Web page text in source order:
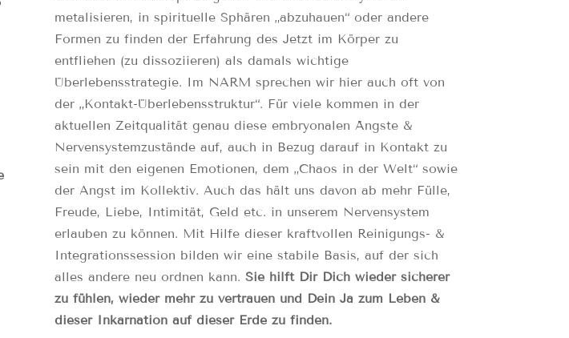
metalisieren, in spirituelle Sphären „abzuhauen“ oder andere
Formen zu finden der Erfahrung des Jetzt im Körper zu
entfliehen (zu dissoziieren) als damals wichtige
Überlebensstrategie. Im NARM sprechen wir hier auch oft von
der „Kontakt-Überlebensstruktur“. Für viele kommen in der
aktuellen Zeitqualität genau diese embryonalen Ängste &
Nervensystemzustände auf, auch in Bezug darauf in Kontakt zu
sein mit den eigenen Emotionen, dem „Chaos in der Welt“ sowie
der Angst im Kollektiv. Auch das hält uns davon ab mehr Fülle,
Freude, Liebe, Intimität, Geld etc. in unserem Nervensystem
erlauben zu können. Mit Hilfe dieser kraftvollen Reinigungs- &
Integrationssession bilden wir eine stabile Basis, auf der sich
alles andere neu ordnen kann. Sie hilft Dir Dich wieder sicherer
zu fühlen, wieder mehr zu vertrauen und Dein Ja zum Leben &
dieser Inkarnation auf dieser Erde zu finden.